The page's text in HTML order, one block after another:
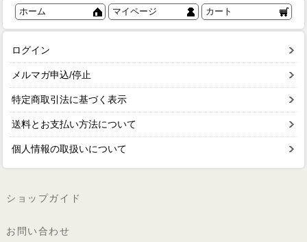
ホーム マイページ カート
ログイン
メルマガ申込/停止
特定商取引法に基づく表示
送料とお支払い方法について
個人情報の取扱いについて
ショップガイド
お問い合わせ